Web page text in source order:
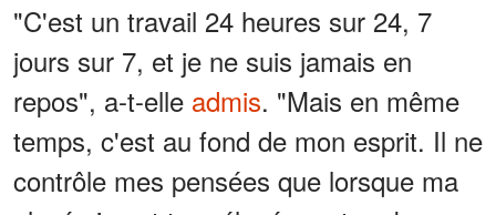
"C'est un travail 24 heures sur 24, 7
jours sur 7, et je ne suis jamais en
repos", a-t-elle admis. "Mais en même
temps, c'est au fond de mon esprit. Il ne
contrôle mes pensées que lorsque ma